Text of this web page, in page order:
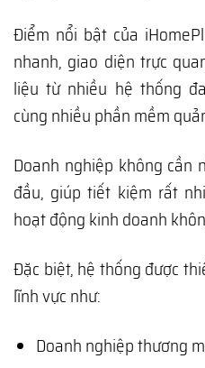
Điểm nổi bật của
nhanh, giao diện trực
liệu từ nhiều hệ thống
cùng nhiều phần mềm
Doanh nghiệp không
đầu, giúp tiết kiệm rất
hoạt động kinh doanh
Đặc biệt, hệ thống được
lĩnh vực như:
Doanh nghiệp thương